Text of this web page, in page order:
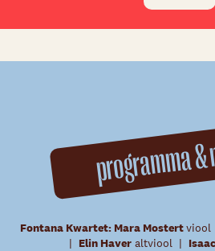
programma
Fontana Kwartet: Mara Mostert
| Elin Haver altviool |